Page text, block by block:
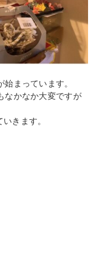
まっています。
なかなか大変ですが
きます。